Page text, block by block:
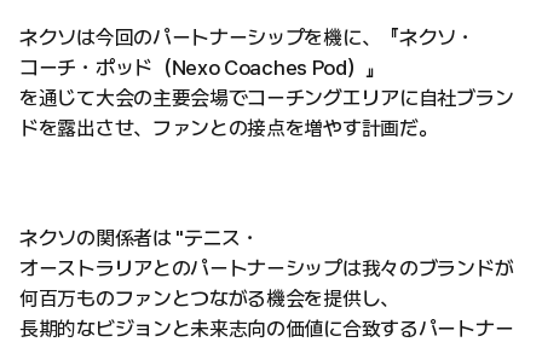
ネクソは今回のパートナーシップを機に、『ネクソ・
コーチ・ポッド（Nexo Coaches Pod）』
を通じて大会の主要会場でコーチングエリアに自社ブラン
ドを露出させ、ファンとの接点を増やす計画だ。
ネクソの関係者は "テニス・
オーストラリアとのパートナーシップは我々のブランドが
何百万ものファンとつながる機会を提供し、
長期的なビジョンと未来志向の価値に合致するパートナー